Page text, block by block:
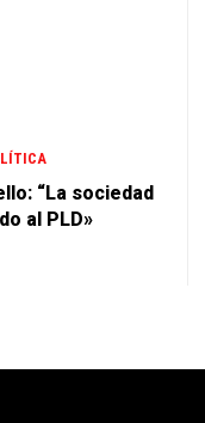
“La sociedad
al PLD»